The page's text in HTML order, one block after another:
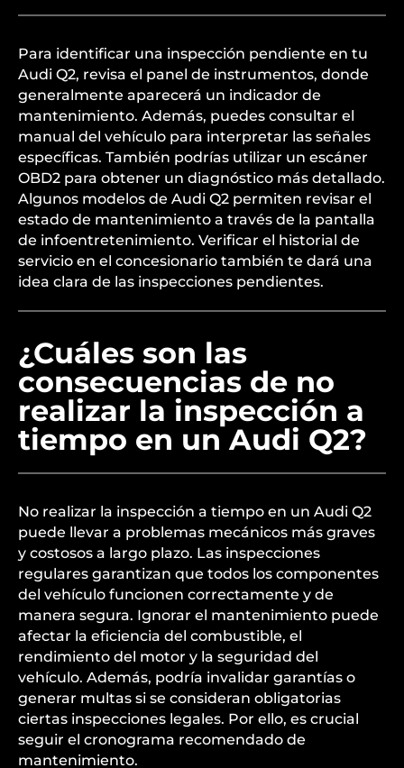
Para identificar una inspección pendiente en tu
Audi Q2, revisa el panel de instrumentos, donde
generalmente aparecerá un indicador de
mantenimiento. Además, puedes consultar el
manual del vehículo para interpretar las señales
específicas. También podrías utilizar un escáner
OBD2 para obtener un diagnóstico más detallado.
Algunos modelos de Audi Q2 permiten revisar el
estado de mantenimiento a través de la pantalla
de infoentretenimiento. Verificar el historial de
servicio en el concesionario también te dará una
idea clara de las inspecciones pendientes.
¿Cuáles son las
consecuencias de no
realizar la inspección a
tiempo en un Audi Q2?
No realizar la inspección a tiempo en un Audi Q2
puede llevar a problemas mecánicos más graves
y costosos a largo plazo. Las inspecciones
regulares garantizan que todos los componentes
del vehículo funcionen correctamente y de
manera segura. Ignorar el mantenimiento puede
afectar la eficiencia del combustible, el
rendimiento del motor y la seguridad del
vehículo. Además, podría invalidar garantías o
generar multas si se consideran obligatorias
ciertas inspecciones legales. Por ello, es crucial
seguir el cronograma recomendado de
mantenimiento.